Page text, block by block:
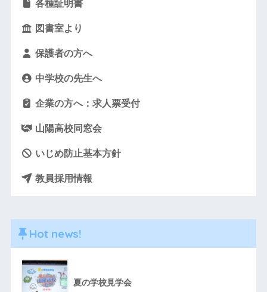
各種証明書
図書室より
保護者の方へ
中学校の先生へ
企業の方へ：求人票受付
山陽高校同窓会
いじめ防止基本方針
教員採用情報
Hot news!
夏の学校見学会